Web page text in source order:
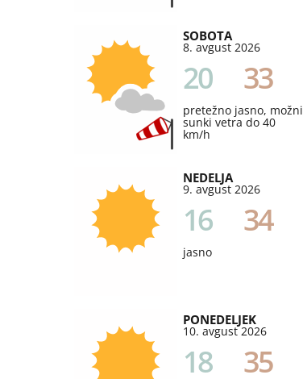
SOBOTA
8. avgust 2026
20 33
pretežno jasno, možni
sunki vetra do 40
km/h
NEDELJA
9. avgust 2026
16 34
jasno
PONEDELJEK
10. avgust 2026
18 35